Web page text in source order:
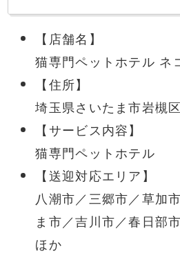
【店舗名】
猫専門ペットホテル ネ
【住所】
埼玉県さいたま市岩槻
【サービス内容】
猫専門ペットホテル
【送迎対応エリア】
八潮市／三郷市／草加
ま市／吉川市／春日部
ほか